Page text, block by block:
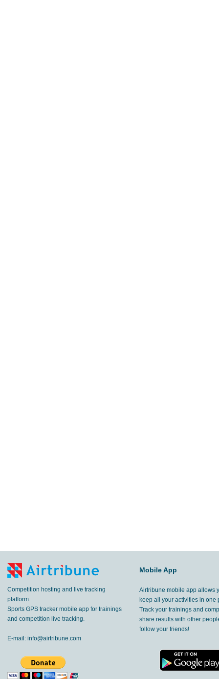
Competition hosting and live tracking
platform.
Sports GPS tracker mobile app for trainings
and competition live tracking.
E-mail: info@airtribune.com
Mobile App
Airtribune mobile app allows
keep all your activities in one
Track your trainings and
share results with other
follow your friends!